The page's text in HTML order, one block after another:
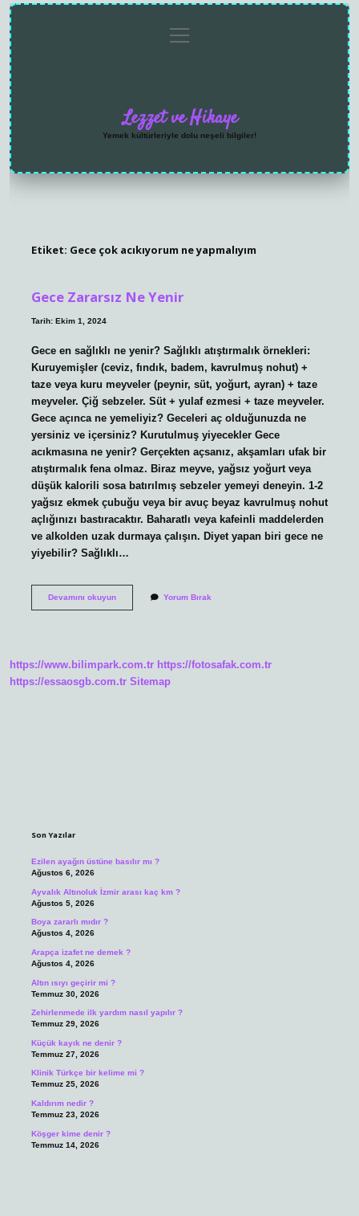
menüyü
aç
Lezzet ve Hikaye
Yemek kültürleriyle dolu neşeli bilgiler!
Etiket: Gece çok acıkıyorum ne yapmalıyım
Gece Zararsız Ne Yenir
Tarih: Ekim 1, 2024
Gece en sağlıklı ne yenir? Sağlıklı atıştırmalık örnekleri:
Kuruyemişler (ceviz, fındık, badem, kavrulmuş nohut) +
taze veya kuru meyveler (peynir, süt, yoğurt, ayran) + taze
meyveler. Çiğ sebzeler. Süt + yulaf ezmesi + taze meyveler.
Gece açınca ne yemeliyiz? Geceleri aç olduğunuzda ne
yersiniz ve içersiniz? Kurutulmuş yiyecekler Gece
acıkmasına ne yenir? Gerçekten açsanız, akşamları ufak bir
atıştırmalık fena olmaz. Biraz meyve, yağsız yoğurt veya
düşük kalorili sosa batırılmış sebzeler yemeyi deneyin. 1-2
yağsız ekmek çubuğu veya bir avuç beyaz kavrulmuş nohut
açlığınızı bastıracaktır. Baharatlı veya kafeinli maddelerden
ve alkolden uzak durmaya çalışın. Diyet yapan biri gece ne
yiyebilir? Sağlıklı…
Devamını okuyunGece
Yorum Bırak
https://www.bilimpark.com.tr https://fotosafak.com.tr
https://essaosgb.com.tr Sitemap
Son Yazılar
Ezilen ayağın üstüne basılır mı ?
Ağustos 6, 2026
Ayvalık Altınoluk İzmir arası kaç km ?
Ağustos 5, 2026
Boya zararlı mıdır ?
Ağustos 4, 2026
Arapça izafet ne demek ?
Ağustos 4, 2026
Altın ısıyı geçirir mi ?
Temmuz 30, 2026
Zehirlenmede ilk yardım nasıl yapılır ?
Temmuz 29, 2026
Küçük kayık ne denir ?
Temmuz 27, 2026
Klinik Türkçe bir kelime mi ?
Temmuz 25, 2026
Kaldırım nedir ?
Temmuz 23, 2026
Köşger kime denir ?
Temmuz 14, 2026